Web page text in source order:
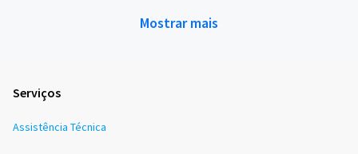
Mostrar mais
Serviços
Assistência Técnica